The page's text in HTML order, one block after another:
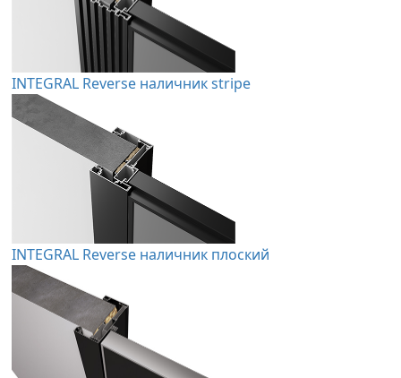
INTEGRAL Reverse наличник stripe
INTEGRAL Reverse наличник плоский